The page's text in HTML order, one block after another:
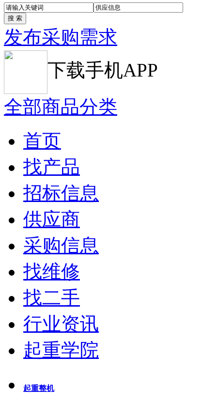
发布采购需求
下载手机APP
全部商品分类
首页
找产品
招标信息
供应商
采购信息
找维修
找二手
行业资讯
起重学院
起重整机